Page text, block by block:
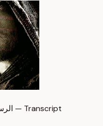
الرسالة الرابعة والكتب التسعة | اندوريا 13 — Transcript